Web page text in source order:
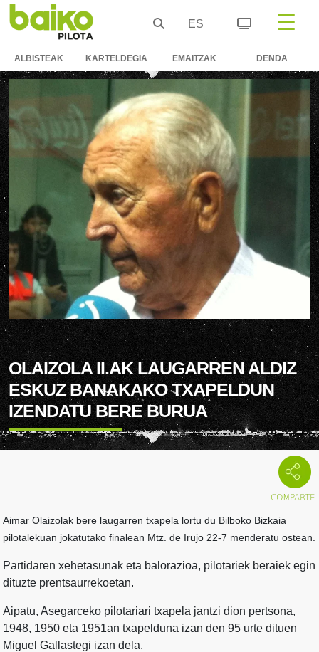
ES
ALBISTEAK KARTELDEGIA EMAITZAK DENDA
OLAIZOLA II.AK LAUGARREN ALDIZ
ESKUZ BANAKAKO TXAPELDUN
IZENDATU BERE BURUA
Aimar Olaizolak bere laugarren txapela lortu du Bilboko Bizkaia
pilotalekuan jokatutako finalean Mtz. de Irujo 22-7 menderatu ostean.
Partidaren xehetasunak eta balorazioa, pilotariek beraiek egin
dituzte prentsaurrekoetan.
Aipatu, Asegarceko pilotariari txapela jantzi dion pertsona,
1948, 1950 eta 1951an txapelduna izan den 95 urte dituen
Miguel Gallastegi izan dela.